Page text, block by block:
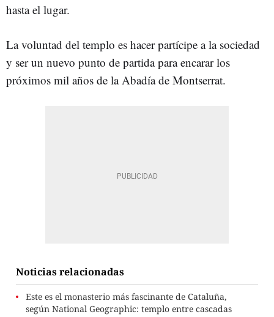
hasta el lugar.
La voluntad del templo es hacer partícipe a la sociedad
y ser un nuevo punto de partida para encarar los
próximos mil años de la Abadía de Montserrat.
Noticias relacionadas
Este es el monasterio más fascinante de Cataluña,
según National Geographic: templo entre cascadas